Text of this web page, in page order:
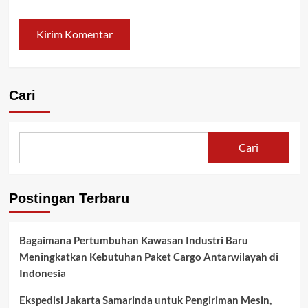
Cari
Cari
Postingan Terbaru
Bagaimana Pertumbuhan Kawasan Industri Baru
Meningkatkan Kebutuhan Paket Cargo Antarwilayah di
Indonesia
Ekspedisi Jakarta Samarinda untuk Pengiriman Mesin,